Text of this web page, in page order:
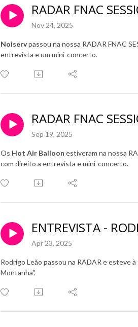
RADAR FNAC
Nov 24, 2025
Noiservpassou na nossa RADAR FNAC
entrevista e um mini-concerto.
RADAR FNAC
Sep 19, 2025
Os Hot Air Balloon estiveram na nossa
com direito a entrevista e mini-concerto.
ENTREVISTA -
Apr 23, 2025
Rodrigo Leão passou na RADAR e esteve
Montanha".